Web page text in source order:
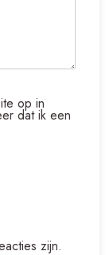
op in
dat ik een
zijn.